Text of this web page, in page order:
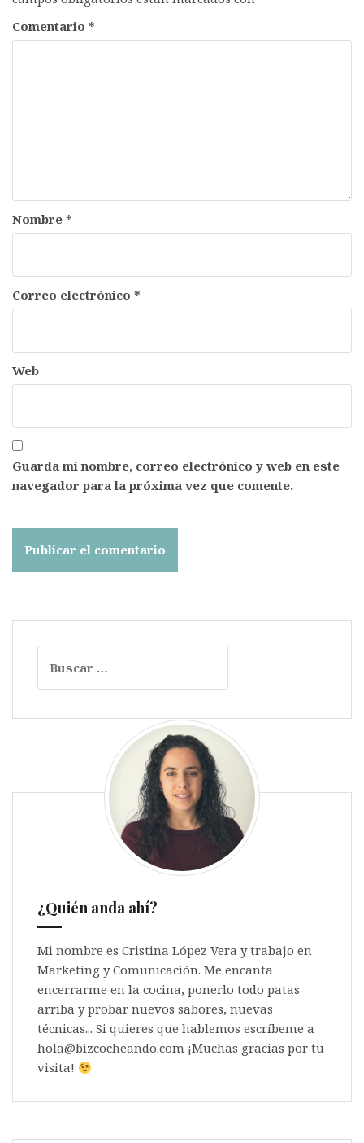
Comentario *
Nombre *
Correo electrónico *
Web
Guarda mi nombre, correo electrónico y web en este
navegador para la próxima vez que comente.
¿Quién anda ahí?
Mi nombre es Cristina López Vera y trabajo en
Marketing y Comunicación. Me encanta
encerrarme en la cocina, ponerlo todo patas
arriba y probar nuevos sabores, nuevas
técnicas... Si quieres que hablemos escríbeme a
hola@bizcocheando.com ¡Muchas gracias por tu
visita!